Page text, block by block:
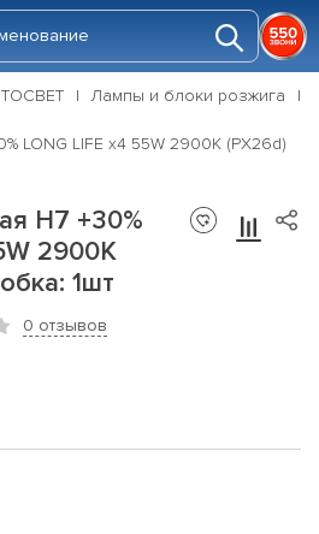
Лампы и блоки розжига
LONG LIFE x4 55W 2900К (PX26d)
H7 +30%
2900К
1шт
0 отзывов